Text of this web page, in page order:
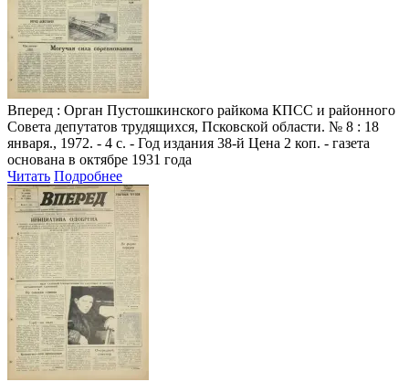
Вперед : Орган Пустошкинского райкома КПСС и районного
Совета депутатов трудящихся, Псковской области. № 8 : 18
января., 1972. - 4 с. - Год издания 38-й Цена 2 коп. - газета
основана в октябре 1931 года
Читать Подробнее